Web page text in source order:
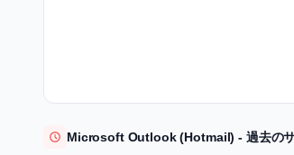
Microsoft Outlook (Hotmail) - 過去の